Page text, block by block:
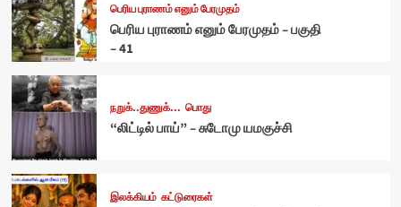
பெரிய புராணம் எனும் பேரமுதம்
பெரிய புராணம் எனும் பேரமுதம் – பகுதி
– 41
நறுக்..துணுக்... பொது
“லிட்டில் பாய்” – சுடோமு யமகுச்சி
இலக்கியம் கட்டுரைகள்